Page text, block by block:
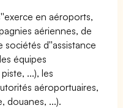
en aéroports,
aériennes, de
sociétés d''assistance
équipes
...), les
aéroportuaires,
douanes, ...).